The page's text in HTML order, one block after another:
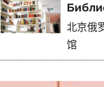
北京俄
馆